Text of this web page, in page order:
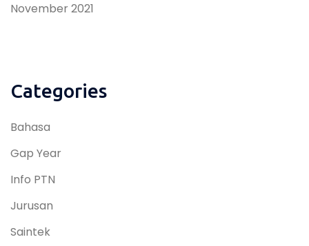
November 2021
Categories
Bahasa
Gap Year
Info PTN
Jurusan
Saintek